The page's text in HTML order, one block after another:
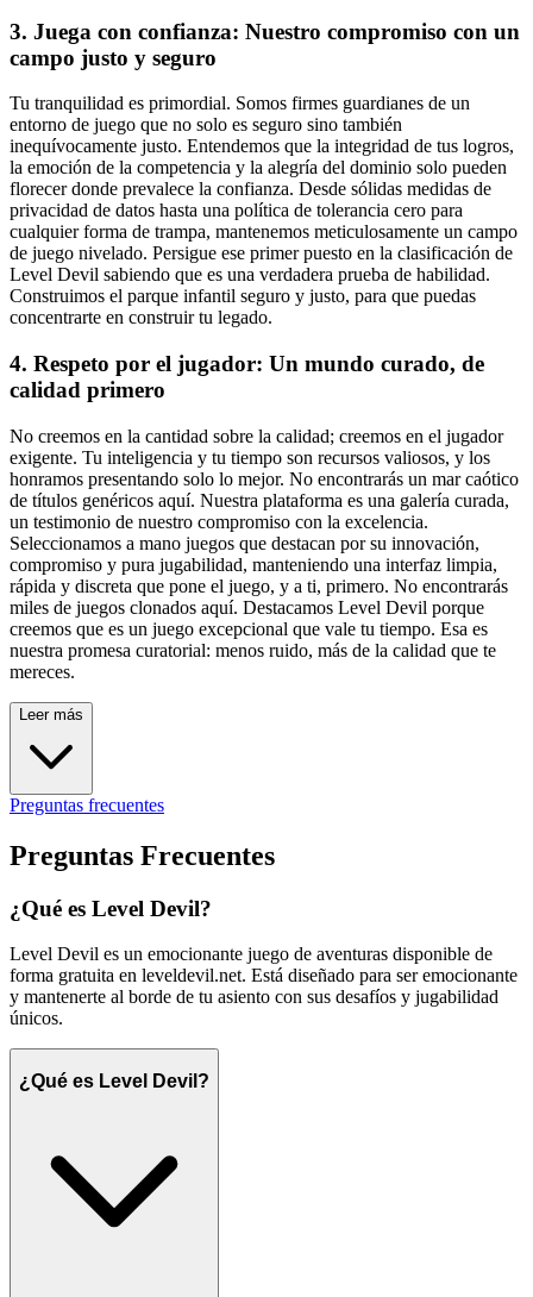
3. Juega con confianza: Nuestro compromiso con un
campo justo y seguro
Tu tranquilidad es primordial. Somos firmes guardianes de un
entorno de juego que no solo es seguro sino también
inequívocamente justo. Entendemos que la integridad de tus logros,
la emoción de la competencia y la alegría del dominio solo pueden
florecer donde prevalece la confianza. Desde sólidas medidas de
privacidad de datos hasta una política de tolerancia cero para
cualquier forma de trampa, mantenemos meticulosamente un campo
de juego nivelado. Persigue ese primer puesto en la clasificación de
Level Devil sabiendo que es una verdadera prueba de habilidad.
Construimos el parque infantil seguro y justo, para que puedas
concentrarte en construir tu legado.
4. Respeto por el jugador: Un mundo curado, de
calidad primero
No creemos en la cantidad sobre la calidad; creemos en el jugador
exigente. Tu inteligencia y tu tiempo son recursos valiosos, y los
honramos presentando solo lo mejor. No encontrarás un mar caótico
de títulos genéricos aquí. Nuestra plataforma es una galería curada,
un testimonio de nuestro compromiso con la excelencia.
Seleccionamos a mano juegos que destacan por su innovación,
compromiso y pura jugabilidad, manteniendo una interfaz limpia,
rápida y discreta que pone el juego, y a ti, primero. No encontrarás
miles de juegos clonados aquí. Destacamos Level Devil porque
creemos que es un juego excepcional que vale tu tiempo. Esa es
nuestra promesa curatorial: menos ruido, más de la calidad que te
mereces.
Leer más
Preguntas frecuentes
Preguntas Frecuentes
¿Qué es Level Devil?
Level Devil es un emocionante juego de aventuras disponible de
forma gratuita en leveldevil.net. Está diseñado para ser emocionante
y mantenerte al borde de tu asiento con sus desafíos y jugabilidad
únicos.
¿Qué es Level Devil?